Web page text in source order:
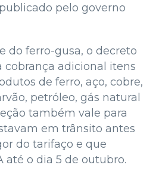
pelo governo
do ferro-gusa, o decreto
adicional itens
de ferro, aço, cobre,
petróleo, gás natural
também vale para
em trânsito antes
do tarifaço e que
até o dia 5 de outubro.